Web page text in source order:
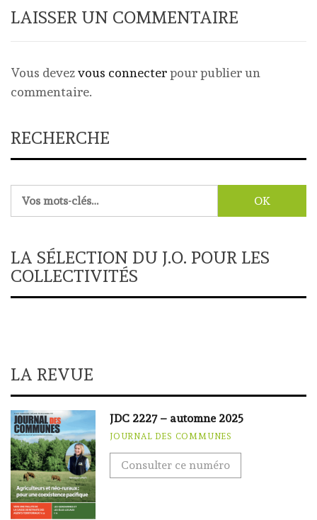
LAISSER UN COMMENTAIRE
Vous devezvous connecterpour publier un
commentaire.
RECHERCHE
LA SÉLECTION DU J.O. POUR LES
COLLECTIVITÉS
LA REVUE
JDC 2227 – automne 2025
JOURNAL DES COMMUNES
Consulter ce numéro